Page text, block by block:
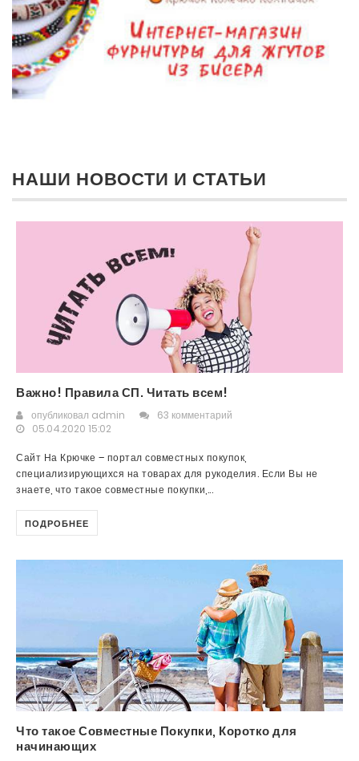
НАШИ НОВОСТИ И СТАТЬИ
Важно! Правила СП. Читать всем!
опубликовал admin
63 комментарий
05.04.2020 15:02
Сайт На Крючке – портал совместных покупок,
специализирующихся на товарах для рукоделия. Если Вы не
знаете, что такое совместные покупки,...
ПОДРОБНЕЕ
Что такое Совместные Покупки, Коротко для
начинающих